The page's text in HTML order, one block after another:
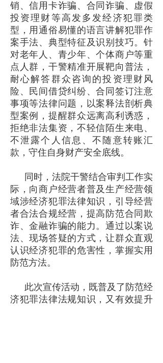
销、信用卡诈骗、合同诈骗、虚假
投资理财等高发多发经济犯罪类
型，用通俗易懂的语言讲解犯罪作
案手法、典型特征及识别技巧。针
对老年人、青少年、个体商户等重
点人群，干警精准开展靶向普法，
耐心解答群众咨询的投资理财风
险、民间借贷纠纷、合同签订注意
事项等法律问题，以案释法剖析典
型案例，提醒群众远离高利诱惑，
拒绝非法集资，不轻信陌生来电、
不泄露个人信息、不随意转账汇
款，守住自身财产安全底线。
同时，法院干警结合审判工作实
际，向商户经营者普及生产经营领
域涉经济犯罪法律知识，引导经营
者合法合规经营，提高防范合同欺
诈、金融诈骗的能力。通过以案说
法、现场答疑的方式，让群众直观
认识经济犯罪的危害性，掌握实用
防范方法。
此次宣传活动，既普及了防范经
济犯罪法律法规知识，又有效提升